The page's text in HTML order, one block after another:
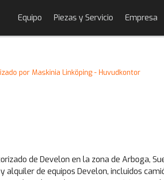
Equipo Piezas y Servicio Empresa
por Maskinia Linköping - Huvudkontor
de Develon en la zona de Arboga,
alquiler de equipos Develon, incluidos